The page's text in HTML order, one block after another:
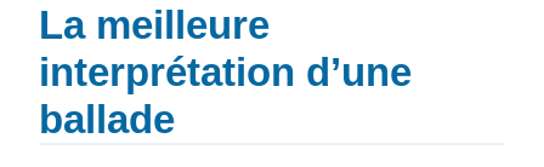
La meilleure
interprétation d’une
ballade